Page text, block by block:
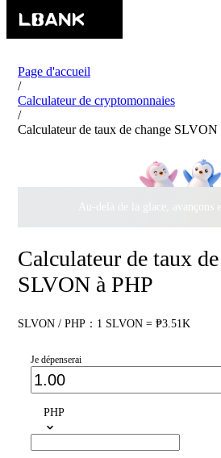
Page d'accueil
/
Calculateur de cryptomonnaies
/
Calculateur de taux de change SLVON
Calculateur de taux
SLVON à PHP
SLVON / PHP：1 SLVON = ₱3.51K
Je dépenserai
PHP